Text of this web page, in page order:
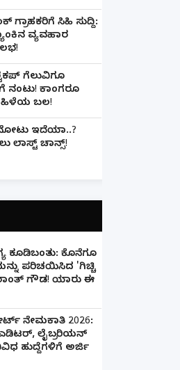
ಗ್ರಾಹಕರಿಗೆ ಸಿಹಿ ಸುದ್ದಿ:
ವ್ಯವಹಾರ
ಗೆಲುವಿಗೂ
ನಂಟು! ಕಾಂಗರೂ
ಬಲ!
ನೋಟು ಇದೆಯಾ..?
ಲಾಸ್ಟ್‌ ಚಾನ್ಸ್‌!
ಕೂಡಿಬಂತು: ಕೊನೆಗೂ
ಪರಿಚಯಿಸಿದ 'ಗಿಚ್ಚಿ
ಗೌಡ! ಯಾರು ಈ
ನೇಮಕಾತಿ 2026:
ಲೈಬ್ರರಿಯನ್
ಹುದ್ದೆಗಳಿಗೆ ಅರ್ಜಿ